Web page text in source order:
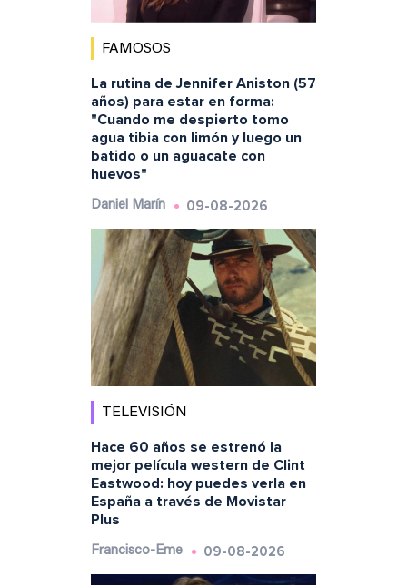
FAMOSOS
La rutina de Jennifer Aniston (57
años) para estar en forma:
"Cuando me despierto tomo
agua tibia con limón y luego un
batido o un aguacate con
huevos"
Daniel Marín 09-08-2026
TELEVISIÓN
Hace 60 años se estrenó la
mejor película western de Clint
Eastwood: hoy puedes verla en
España a través de Movistar
Plus
Francisco-Eme 09-08-2026